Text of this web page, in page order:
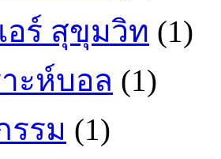
อร์ สุขุมวิท (1)
ะห์บอล (1)
รรม (1)